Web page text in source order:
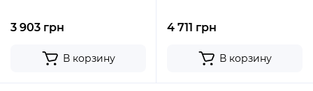
3 903 грн
В корзину
4 711 грн
В корзину